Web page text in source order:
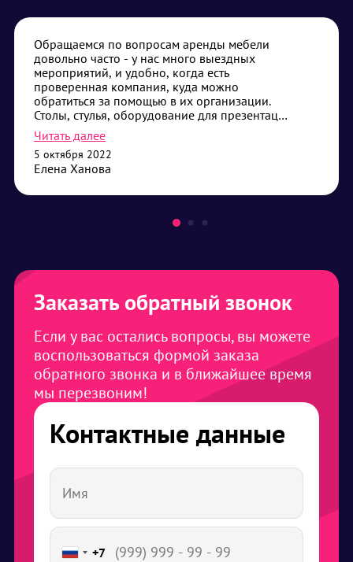
Обращаемся по вопросам аренды мебели
довольно часто - у нас много выездных
мероприятий, и удобно, когда есть
проверенная компания, куда можно
обратиться за помощью в их организации.
Столы, стулья, оборудование для презентаций
- самые частые наши запросы. Привозят без
опозданий, помогают с установкой, если
требуется - всегда дадут совет что лучше
выбрать. Сотрудничество нас устраивает,
Читать далее
5 октября 2022
Елена Ханова
Заказать обратный звонок
Если у вас остались вопросы, вы можете
воспользоваться формой заказа
обратного звонка и в ближайшее время
мы перезвоним!
Контактные данные
+7